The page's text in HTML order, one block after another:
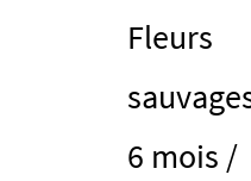
Fleurs
6 mois /